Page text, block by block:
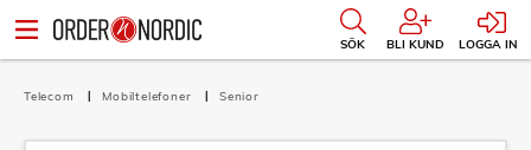
SÖK BLI KUND LOGGA IN
Telecom Mobiltelefoner Senior